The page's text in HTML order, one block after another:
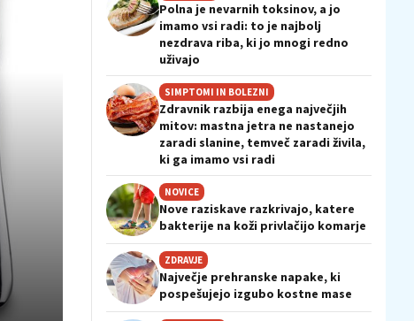
Polna je nevarnih toksinov, a jo
imamo vsi radi: to je najbolj
nezdrava riba, ki jo mnogi redno
uživajo
SIMPTOMI IN BOLEZNI
Zdravnik razbija enega največjih
mitov: mastna jetra ne nastanejo
zaradi slanine, temveč zaradi živila,
ki ga imamo vsi radi
NOVICE
Nove raziskave razkrivajo, katere
bakterije na koži privlačijo komarje
ZDRAVJE
Največje prehranske napake, ki
pospešujejo izgubo kostne mase